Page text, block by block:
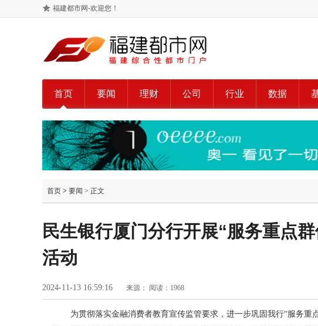
福建都市网-欢迎您！
首页 要闻 理财 公司 行业 数据
首页 > 要闻 > 正文
民生银行厦门分行开展“服务重点
活动
2024-11-13 16:59:16 来源： 阅读：1968
为贯彻落实金融消费者教育宣传监管要求，进一步巩固我行“服务重